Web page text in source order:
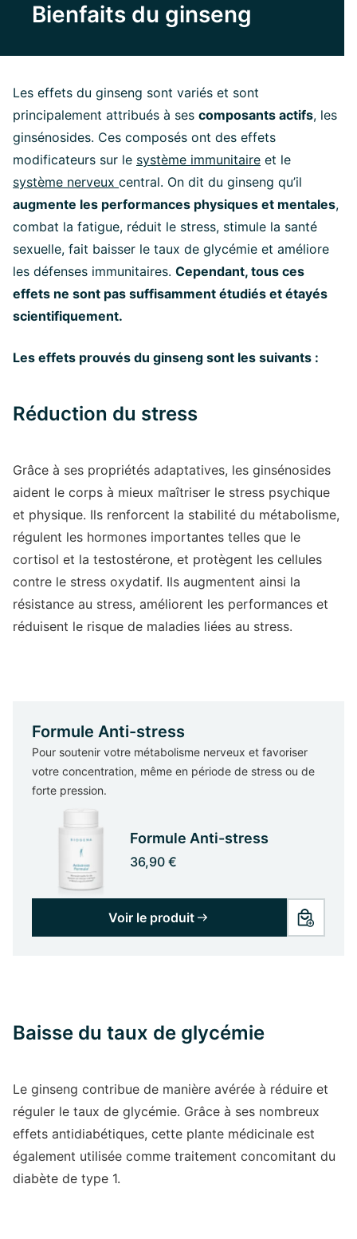
Bienfaits du ginseng
Les effets du ginseng sont variés et sont
principalement attribués à ses composants actifs, les
ginsénosides. Ces composés ont des effets
modificateurs sur le système immunitaire et le
système nerveux central. On dit du ginseng qu’il
augmente les performances physiques et mentales,
combat la fatigue, réduit le stress, stimule la santé
sexuelle, fait baisser le taux de glycémie et améliore
les défenses immunitaires. Cependant, tous ces
effets ne sont pas suffisamment étudiés et étayés
scientifiquement.
Les effets prouvés du ginseng sont les suivants :
Réduction du stress
Grâce à ses propriétés adaptatives, les ginsénosides
aident le corps à mieux maîtriser le stress psychique
et physique. Ils renforcent la stabilité du métabolisme,
régulent les hormones importantes telles que le
cortisol et la testostérone, et protègent les cellules
contre le stress oxydatif. Ils augmentent ainsi la
résistance au stress, améliorent les performances et
réduisent le risque de maladies liées au stress.
Formule Anti-stress
Pour soutenir votre métabolisme nerveux et favoriser
votre concentration, même en période de stress ou de
forte pression.
Formule Anti-stress
36,90 €
Voir le produit
Baisse du taux de glycémie
Le ginseng contribue de manière avérée à réduire et
réguler le taux de glycémie. Grâce à ses nombreux
effets antidiabétiques, cette plante médicinale est
également utilisée comme traitement concomitant du
diabète de type 1.